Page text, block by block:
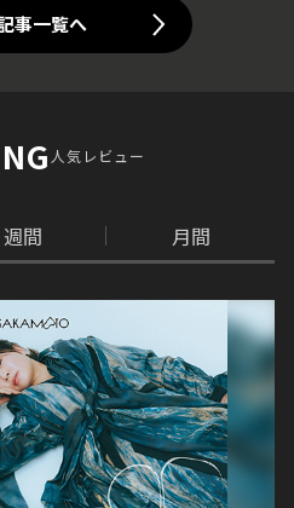
事一覧へ
人気レビュー
週間 月間